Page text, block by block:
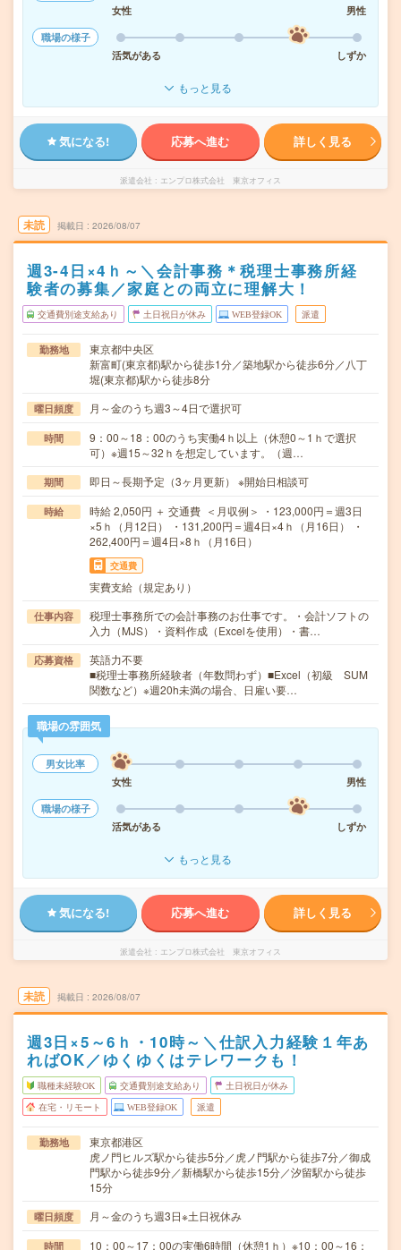
女性
男性
職場の様子
活気がある
しずか
もっと見る
気になる! 応募へ進む 詳しく見る
派遣会社 エンプロ株式会社 東京オフィス
未読 掲載日 2026/08/07
週3-4日×4ｈ～＼会計事務＊税理士事務所経
験者の募集／家庭との両立に理解大！
交通費別途支給あり 土日祝日が休み WEB登録OK 派遣
勤務地
東京都中央区
新富町(東京都)駅から徒歩1分／築地駅から徒歩6分／八丁
堀(東京都)駅から徒歩8分
曜日頻度 月～金のうち週3～4日で選択可
時間
9：00～18：00のうち実働4ｈ以上（休憩0～1ｈで選択
可）※週15～32ｈを想定しています。（週…
期間 即日～長期予定（3ヶ月更新） ※開始日相談可
時給
時給 2,050円 ＋ 交通費 ＜月収例＞ ・123,000円＝週3日
×5ｈ（月12日） ・131,200円＝週4日×4ｈ（月16日） ・
262,400円＝週4日×8ｈ（月16日）
交通費
実費支給（規定あり）
仕事内容
税理士事務所での会計事務のお仕事です。・会計ソフトの
入力（MJS）・資料作成（Excelを使用）・書…
応募資格
英語力不要
■税理士事務所経験者（年数問わず）■Excel（初級 SUM
関数など）※週20h未満の場合、日雇い要…
職場の雰囲気
男女比率
女性
男性
職場の様子
活気がある
しずか
もっと見る
気になる! 応募へ進む 詳しく見る
派遣会社 エンプロ株式会社 東京オフィス
未読 掲載日 2026/08/07
週3日×5～6ｈ・10時～＼仕訳入力経験１年あ
ればOK／ゆくゆくはテレワークも！
職種未経験OK 交通費別途支給あり 土日祝日が休み
在宅・リモート WEB登録OK 派遣
勤務地
東京都港区
虎ノ門ヒルズ駅から徒歩5分／虎ノ門駅から徒歩7分／御成
門駅から徒歩9分／新橋駅から徒歩15分／汐留駅から徒歩
15分
曜日頻度 月～金のうち週3日※土日祝休み
時間 10：00～17：00の実働6時間（休憩1ｈ）※10：00～16：